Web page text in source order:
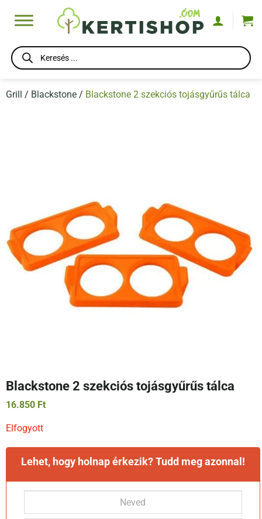
Products
search
Grill / Blackstone / Blackstone 2 szekciós tojásgyűrűs tálca
Blackstone 2 szekciós tojásgyűrűs tálca
16.850 Ft
Elfogyott
Lehet, hogy holnap érkezik? Tudd meg azonnal!